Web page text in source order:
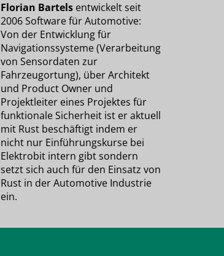
Florian Bartelsentwickelt seit
2006 Software für Automotive:
Von der Entwicklung für
Navigationssysteme (Verarbeitung
von Sensordaten zur
Fahrzeugortung), über Architekt
und Product Owner und
Projektleiter eines Projektes für
funktionale Sicherheit ist er aktuell
mit Rust beschäftigt indem er
nicht nur Einführungskurse bei
Elektrobit intern gibt sondern
setzt sich auch für den Einsatz von
Rust in der Automotive Industrie
ein.